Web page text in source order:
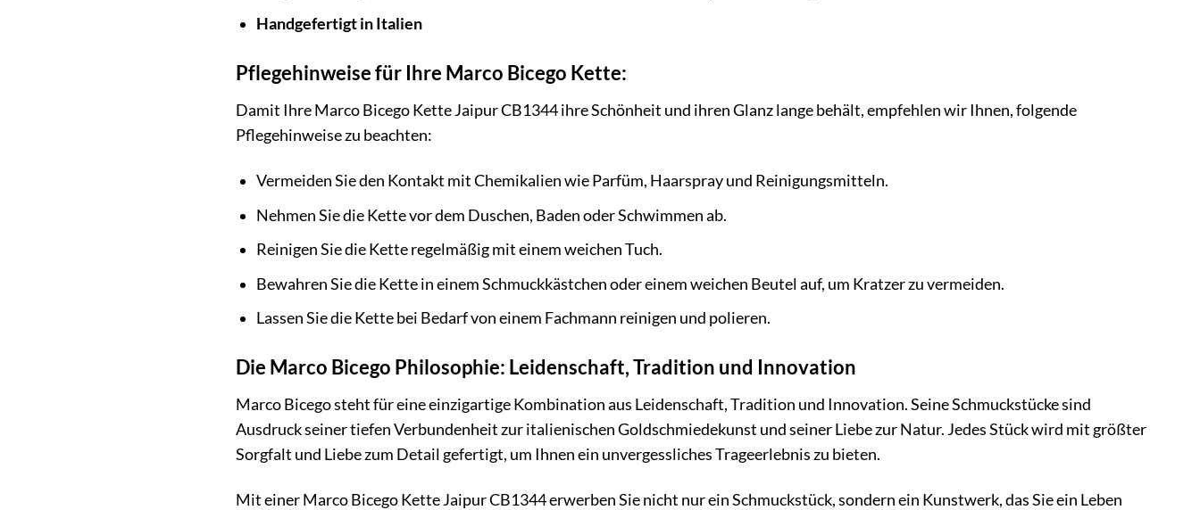
Handgefertigt in Italien
Pflegehinweise für Ihre Marco Bicego Kette:
Damit Ihre Marco Bicego Kette Jaipur CB1344 ihre Schönheit und ihren Glanz lange behält, empfehlen wir Ihnen, folgende
Pflegehinweise zu beachten:
Vermeiden Sie den Kontakt mit Chemikalien wie Parfüm, Haarspray und Reinigungsmitteln.
Nehmen Sie die Kette vor dem Duschen, Baden oder Schwimmen ab.
Reinigen Sie die Kette regelmäßig mit einem weichen Tuch.
Bewahren Sie die Kette in einem Schmuckkästchen oder einem weichen Beutel auf, um Kratzer zu vermeiden.
Lassen Sie die Kette bei Bedarf von einem Fachmann reinigen und polieren.
Die Marco Bicego Philosophie: Leidenschaft, Tradition und Innovation
Marco Bicego steht für eine einzigartige Kombination aus Leidenschaft, Tradition und Innovation. Seine Schmuckstücke sind
Ausdruck seiner tiefen Verbundenheit zur italienischen Goldschmiedekunst und seiner Liebe zur Natur. Jedes Stück wird mit größter
Sorgfalt und Liebe zum Detail gefertigt, um Ihnen ein unvergessliches Trageerlebnis zu bieten.
Mit einer Marco Bicego Kette Jaipur CB1344 erwerben Sie nicht nur ein Schmuckstück, sondern ein Kunstwerk, das Sie ein Leben